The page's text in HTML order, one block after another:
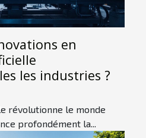
en
les industries ?
révolutionne le monde
profondément la...